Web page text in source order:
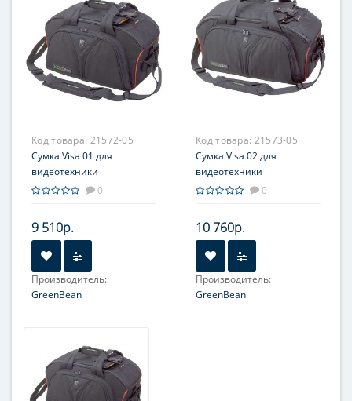
Код товара: 21572-05
Сумка Visa 01 для
видеотехники
0
9 510р.
Производитель:
GreenBean
Код товара: 21573-05
Сумка Visa 02 для
видеотехники
0
10 760р.
Производитель:
GreenBean